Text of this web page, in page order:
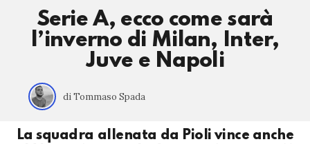
Serie A, ecco come sarà
l’inverno di Milan, Inter,
Juve e Napoli
di Tommaso Spada
La squadra allenata da Pioli vince anche